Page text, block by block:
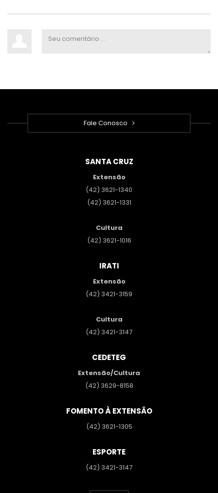
Fale Conosco
SANTA CRUZ
Extensão
(42) 3621-1340
(42) 3621-1331
Cultura
(42) 3621-1016
IRATI
Extensão
(42) 3421-3159
Cultura
(42) 3421-3147
CEDETEG
Extensão/Cultura
(42) 3629-8158
FOMENTO À EXTENSÃO
(42) 3621-1305
ESPORTE
(42) 3421-3147